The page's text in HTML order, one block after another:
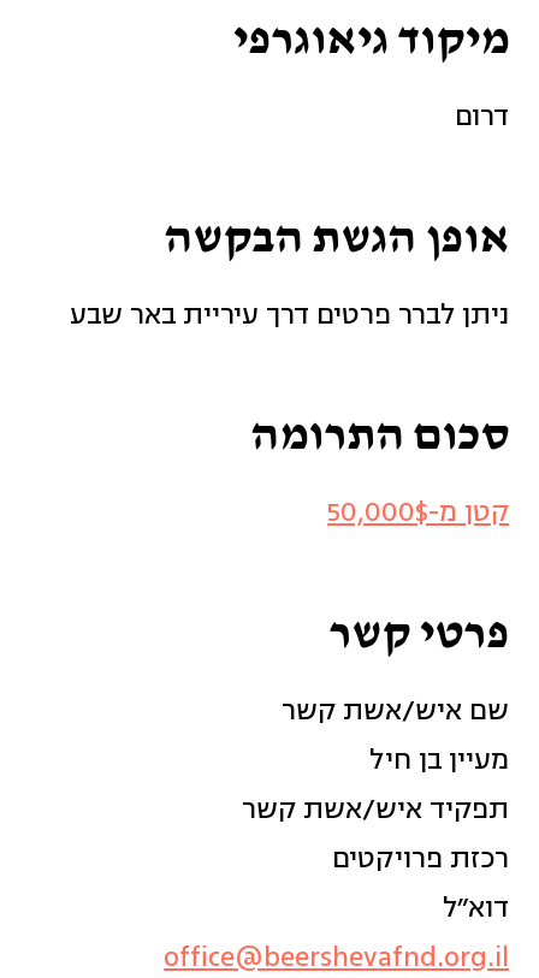
מיקוד גיאוגרפי
דרום
אופן הגשת הבקשה
ניתן לברר פרטים דרך עיריית באר שבע
סכום התרומה
קטן מ-50,000$
פרטי קשר
שם איש/אשת קשר
מעיין בן חיל
תפקיד איש/אשת קשר
רכזת פרויקטים
דוא״ל
office@beershevafnd.org.il